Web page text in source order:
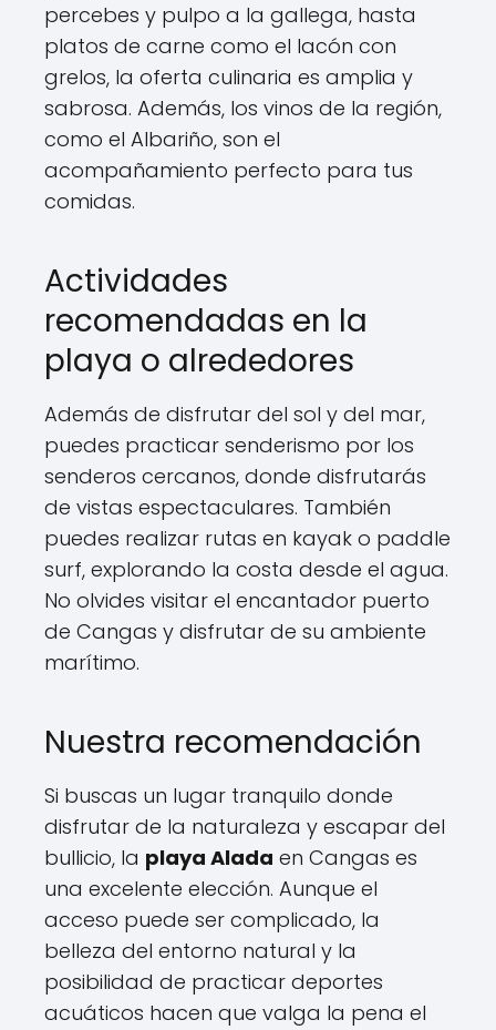
percebes y pulpo a la gallega, hasta
platos de carne como el lacón con
grelos, la oferta culinaria es amplia y
sabrosa. Además, los vinos de la región,
como el Albariño, son el
acompañamiento perfecto para tus
comidas.
Actividades
recomendadas en la
playa o alrededores
Además de disfrutar del sol y del mar,
puedes practicar senderismo por los
senderos cercanos, donde disfrutarás
de vistas espectaculares. También
puedes realizar rutas en kayak o paddle
surf, explorando la costa desde el agua.
No olvides visitar el encantador puerto
de Cangas y disfrutar de su ambiente
marítimo.
Nuestra recomendación
Si buscas un lugar tranquilo donde
disfrutar de la naturaleza y escapar del
bullicio, la playa Alada en Cangas es
una excelente elección. Aunque el
acceso puede ser complicado, la
belleza del entorno natural y la
posibilidad de practicar deportes
acuáticos hacen que valga la pena el